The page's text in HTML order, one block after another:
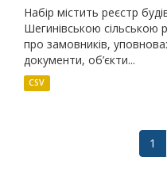
Набір містить реєстр
Шегинівською сільською
про замовників,
документи, об’єкти...
CSV
1